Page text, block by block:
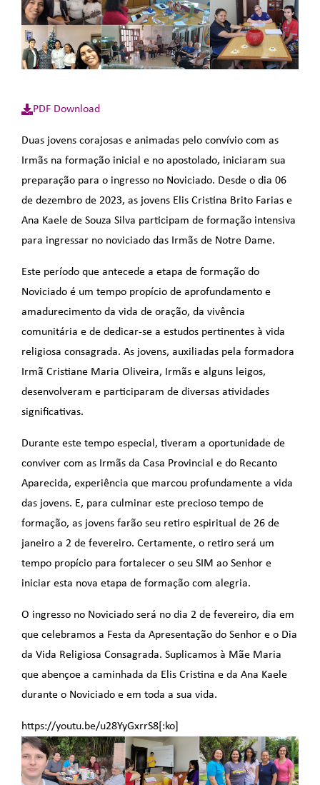
PDF Download
Duas jovens corajosas e animadas pelo convívio com as
Irmãs na formação inicial e no apostolado, iniciaram sua
preparação para o ingresso no Noviciado. Desde o dia 06
de dezembro de 2023, as jovens Elis Cristina Brito Farias e
Ana Kaele de Souza Silva participam de formação intensiva
para ingressar no noviciado das Irmãs de Notre Dame.
Este período que antecede a etapa de formação do
Noviciado é um tempo propício de aprofundamento e
amadurecimento da vida de oração, da vivência
comunitária e de dedicar-se a estudos pertinentes à vida
religiosa consagrada. As jovens, auxiliadas pela formadora
Irmã Cristiane Maria Oliveira, Irmãs e alguns leigos,
desenvolveram e participaram de diversas atividades
significativas.
Durante este tempo especial, tiveram a oportunidade de
conviver com as Irmãs da Casa Provincial e do Recanto
Aparecida, experiência que marcou profundamente a vida
das jovens. E, para culminar este precioso tempo de
formação, as jovens farão seu retiro espiritual de 26 de
janeiro a 2 de fevereiro. Certamente, o retiro será um
tempo propício para fortalecer o seu SIM ao Senhor e
iniciar esta nova etapa de formação com alegria.
O ingresso no Noviciado será no dia 2 de fevereiro, dia em
que celebramos a Festa da Apresentação do Senhor e o Dia
da Vida Religiosa Consagrada. Suplicamos à Mãe Maria
que abençoe a caminhada da Elis Cristina e da Ana Kaele
durante o Noviciado e em toda a sua vida.
https://youtu.be/u28YyGxrrS8[:ko]